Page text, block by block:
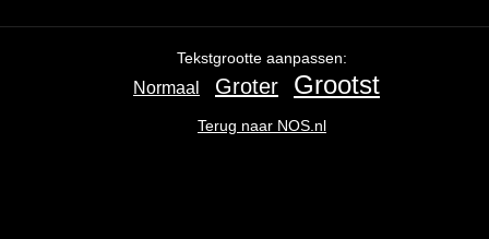
naar
Tekstgrootte aanpassen:
Normaal Groter Grootst
Terug naar NOS.nl